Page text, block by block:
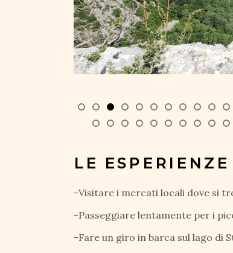
LE
-Visitare i mercati locali dove si
-Passeggiare lentamente per i
-Fare un giro in barca sul lago di